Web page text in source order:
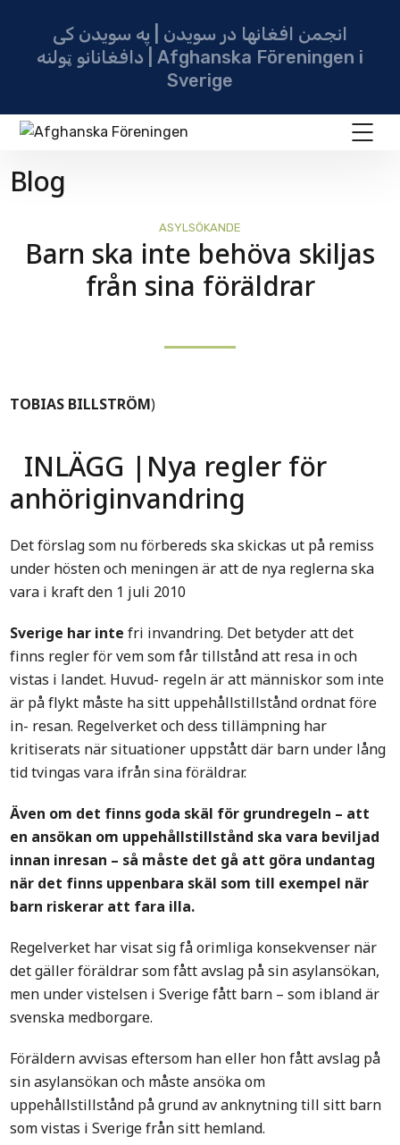
انجمن افغانها در سویدن | په سویدن کی
دافغانانو ټولنه | Afghanska Föreningen i
Sverige
Blog
ASYLSÖKANDE
Barn ska inte behöva skiljas
från sina föräldrar
TOBIAS BILLSTRÖM)
INLÄGG |Nya regler för
anhöriginvandring
Det förslag som nu förbereds ska skickas ut på remiss
under hösten och meningen är att de nya reglerna ska
vara i kraft den 1 juli 2010
Sverige har intefri invandring. Det betyder att det
finns regler för vem som får tillstånd att resa in och
vistas i landet. Huvud- regeln är att människor som inte
är på flykt måste ha sitt uppehållstillstånd ordnat före
in- resan. Regelverket och dess tillämpning har
kritiserats när situationer uppstått där barn under lång
tid tvingas vara ifrån sina föräldrar.
Även om det finns goda skäl för grundregeln – att
en ansökan om uppehållstillstånd ska vara beviljad
innan inresan – så måste det gå att göra undantag
när det finns uppenbara skäl som till exempel när
barn riskerar att fara illa.
Regelverket har visat sig få orimliga konsekvenser när
det gäller föräldrar som fått avslag på sin asylansökan,
men under vistelsen i Sverige fått barn – som ibland är
svenska medborgare.
Föräldern avvisas eftersom han eller hon fått avslag på
sin asylansökan och måste ansöka om
uppehållstillstånd på grund av anknytning till sitt barn
som vistas i Sverige från sitt hemland.